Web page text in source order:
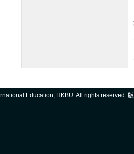
Education, HKBU. All rights reserved.